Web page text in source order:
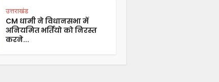
उत्तराखंड
CM धामी ने विधानसभा में
अनियमित भर्तियो को निरस्त
करने...